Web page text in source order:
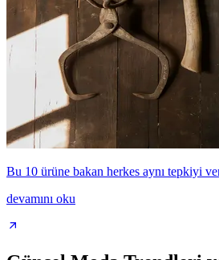
Bu 10 ürüne bakan herkes aynı tepkiyi
devamını oku